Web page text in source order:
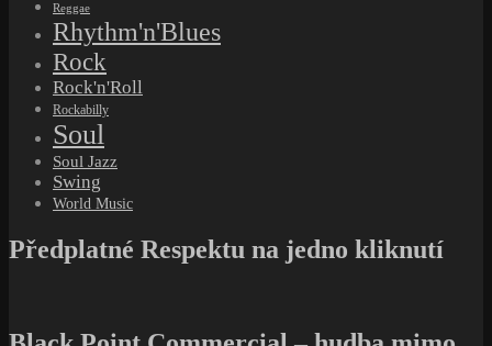
Reggae
Rhythm'n'Blues
Rock
Rock'n'Roll
Rockabilly
Soul
Soul Jazz
Swing
World Music
Předplatné Respektu na jedno kliknutí